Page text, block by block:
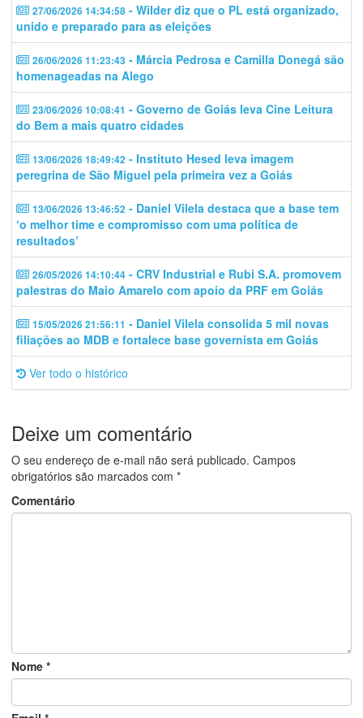
27/06/2026 14:34:58 - Wilder diz que o PL está organizado,
unido e preparado para as eleições
26/06/2026 11:23:43 - Márcia Pedrosa e Camilla Donegá são
homenageadas na Alego
23/06/2026 10:08:41 - Governo de Goiás leva Cine Leitura
do Bem a mais quatro cidades
13/06/2026 18:49:42 - Instituto Hesed leva imagem
peregrina de São Miguel pela primeira vez a Goiás
13/06/2026 13:46:52 - Daniel Vilela destaca que a base tem
‘o melhor time e compromisso com uma política de
resultados’
26/05/2026 14:10:44 - CRV Industrial e Rubi S.A. promovem
palestras do Maio Amarelo com apoio da PRF em Goiás
15/05/2026 21:56:11 - Daniel Vilela consolida 5 mil novas
filiações ao MDB e fortalece base governista em Goiás
Ver todo o histórico
Deixe um comentário
O seu endereço de e-mail não será publicado. Campos
obrigatórios são marcados com *
Comentário
Nome *